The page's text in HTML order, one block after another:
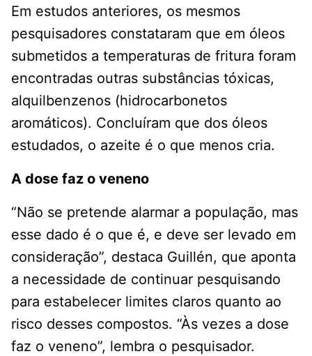
Em estudos anteriores, os mesmos
pesquisadores constataram que em óleos
submetidos a temperaturas de fritura foram
encontradas outras substâncias tóxicas,
alquilbenzenos (hidrocarbonetos
aromáticos). Concluíram que dos óleos
estudados, o azeite é o que menos cria.
A dose faz o veneno
“Não se pretende alarmar a população, mas
esse dado é o que é, e deve ser levado em
consideração”, destaca Guillén, que aponta
a necessidade de continuar pesquisando
para estabelecer limites claros quanto ao
risco desses compostos. “Às vezes a dose
faz o veneno”, lembra o pesquisador.